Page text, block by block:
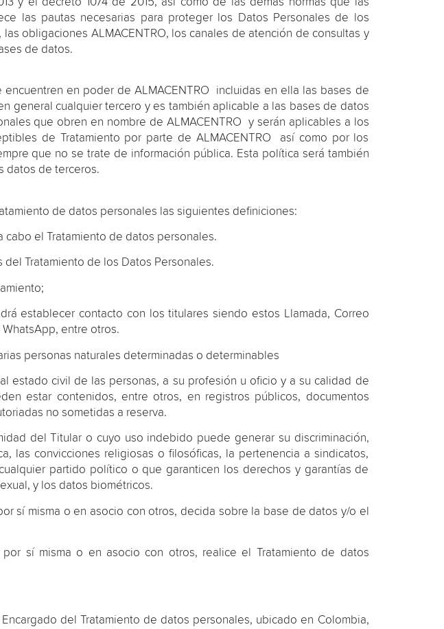
y el decreto 1074 de 2015, así como de las demás normas que las
las pautas necesarias para proteger los Datos Personales de los
obligaciones ALMACENTRO, los canales de atención de consultas y
de datos.
en poder de ALMACENTRO incluidas en ella las bases de
general cualquier tercero y es también aplicable a las bases de datos
que obren en nombre de ALMACENTRO y serán aplicables a los
de Tratamiento por parte de ALMACENTRO así como por los
que no se trate de información pública. Esta política será también
datos de terceros.
de datos personales las siguientes definiciones:
el Tratamiento de datos personales.
Tratamiento de los Datos Personales.
establecer contacto con los titulares siendo estos Llamada, Correo
entre otros.
personas naturales determinadas o determinables
estado civil de las personas, a su profesión u oficio y a su calidad de
estar contenidos, entre otros, en registros públicos, documentos
no sometidas a reserva.
del Titular o cuyo uso indebido puede generar su discriminación,
las convicciones religiosas o filosóficas, la pertenencia a sindicatos,
partido político o que garanticen los derechos y garantías de
y los datos biométricos.
sí misma o en asocio con otros, decida sobre la base de datos y/o el
sí misma o en asocio con otros, realice el Tratamiento de datos
del Tratamiento de datos personales, ubicado en Colombia,